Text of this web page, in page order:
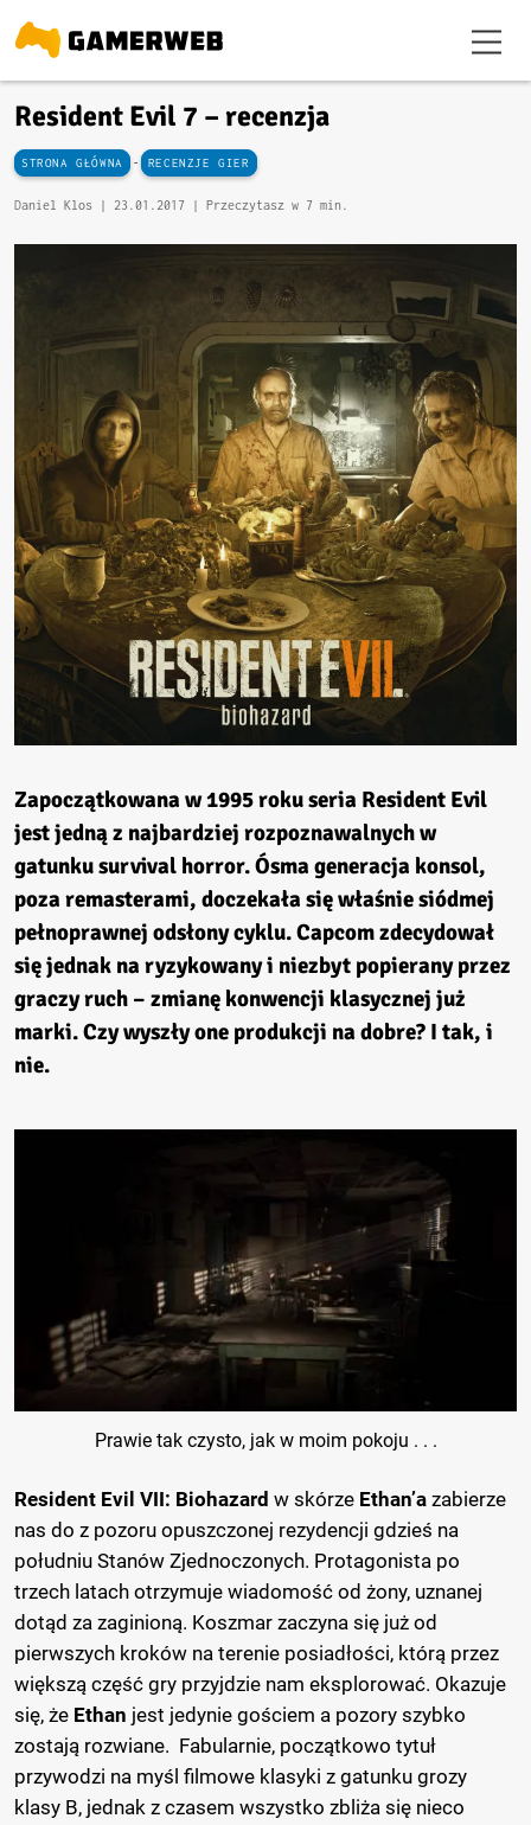
Resident Evil 7 – recenzja
STRONA GŁÓWNA - RECENZJE GIER
Daniel Klos | 23.01.2017 | Przeczytasz w 7 min.
Zapoczątkowana w 1995 roku seria Resident Evil
jest jedną z najbardziej rozpoznawalnych w
gatunku survival horror. Ósma generacja konsol,
poza remasterami, doczekała się właśnie siódmej
pełnoprawnej odsłony cyklu. Capcom zdecydował
się jednak na ryzykowany i niezbyt popierany przez
graczy ruch – zmianę konwencji klasycznej już
marki. Czy wyszły one produkcji na dobre? I tak, i
nie.
Prawie tak czysto, jak w moim pokoju . . .
Resident Evil VII: Biohazard w skórze Ethan’a zabierze
nas do z pozoru opuszczonej rezydencji gdzieś na
południu Stanów Zjednoczonych. Protagonista po
trzech latach otrzymuje wiadomość od żony, uznanej
dotąd za zaginioną. Koszmar zaczyna się już od
pierwszych kroków na terenie posiadłości, którą przez
większą część gry przyjdzie nam eksplorować. Okazuje
się, że Ethan jest jedynie gościem a pozory szybko
zostają rozwiane. Fabularnie, początkowo tytuł
przywodzi na myśl filmowe klasyki z gatunku grozy
klasy B, jednak z czasem wszystko zbliża się nieco